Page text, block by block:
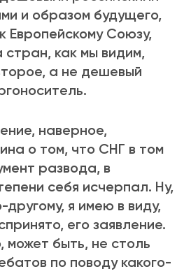
и образом будущего,
Европейскому Союзу,
как мы видим,
а не дешевый
наверное,
о том, что СНГ в том
развода, в
себя исчерпал. Ну,
я имею в виду,
его заявление.
быть, не столь
по поводу какого-